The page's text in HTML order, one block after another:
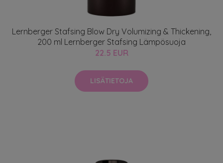
Lernberger Stafsing Blow Dry Volumizing & Thickening,
200 ml Lernberger Stafsing Lämpösuoja
22.5 EUR
LISÄTIETOJA